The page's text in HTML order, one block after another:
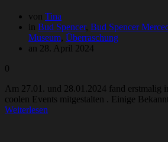
von Tina
in Bud Spencer, Bud Spencer
Museum, Überraschung
an 28. April 2024
0
Am 27.01. und 28.01.2024 fand erstmalig
coolen Events mitgestalten . Einige
Weiterlesen